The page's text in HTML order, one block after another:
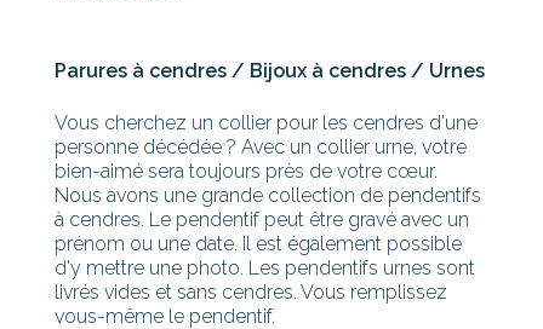
Parures à cendres / Bijoux à cendres / Urnes
Vous cherchez un collier pour les cendres d'une
personne décédée ? Avec un collier urne, votre
bien-aimé sera toujours près de votre cœur.
Nous avons une grande collection de pendentifs
à cendres. Le pendentif peut être gravé avec un
prénom ou une date. Il est également possible
d'y mettre une photo. Les pendentifs urnes sont
livrés vides et sans cendres. Vous remplissez
vous-même le pendentif.